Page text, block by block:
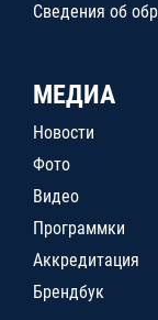
Сведения об
МЕДИА
Новости
Фото
Видео
Программки
Аккредитация
Брендбук